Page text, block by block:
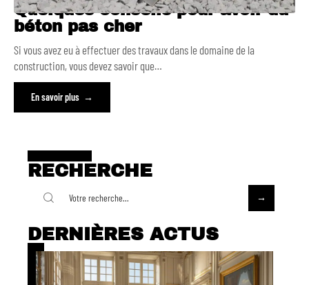
Quelques conseils pour avoir du
béton pas cher
Si vous avez eu à effectuer des travaux dans le domaine de la
construction, vous devez savoir que…
En savoir plus
RECHERCHE
DERNIÈRES ACTUS